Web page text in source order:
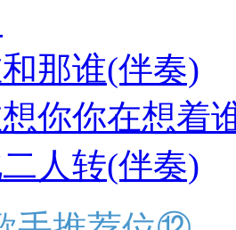
那谁(伴奏)
你你在想着
人转(伴奏)